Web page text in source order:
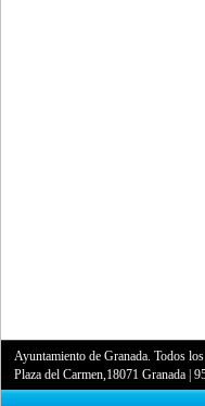
Ayuntamiento de Granada. Todos
Plaza del Carmen,18071 Granada |